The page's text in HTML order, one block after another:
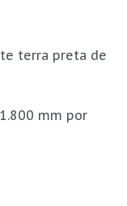
terra preta de
mm por